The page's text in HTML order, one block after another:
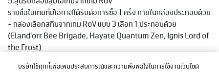
รายชื่อไอเทมที่มีโอกาสได้รับต่อการซื้อ 1 ครั้ง ภายในกล่องประกอบด้วย
- กล่องเลือกสกินจากเกม RoV แบบ 3 เลือก 1 ประกอบด้วย
(Eland'orr Bee Brigade, Hayate Quantum Zen, Ignis Lord of
the Frost)
- กล่องเลือกสกินจากเกม RoV แบบ 3 เลือก 1 ประกอบด้วย (Toro:
บริษัทใช้คุกกี้เพื่อเพิ่มประสบการณ์และความพึงพอใจในการใช้งานเว็บไซต์